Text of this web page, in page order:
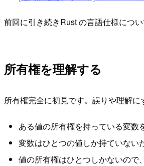
前回に引き続きRust の言語仕様につ
所有権を理解する
所有権完全に初見です。誤りや理解に
ある値の所有権を持っている変数
変数はひとつの値しか持ていない
値の所有権はひとつしかないので